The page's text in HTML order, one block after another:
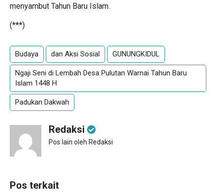
menyambut Tahun Baru Islam.
(***)
Budaya dan Aksi Sosial GUNUNGKIDUL
Ngaji Seni di Lembah Desa Pulutan Warnai Tahun Baru
Islam 1448 H
Padukan Dakwah
Redaksi
Pos lain oleh Redaksi
Pos terkait